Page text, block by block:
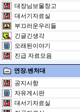
대장님보물창고
대서기자료실
부끄러운우리들
긴글긴생각
오래된이야기
진급 자료모음
연장.벤처대
공지사항
자유게시판
대서기자료실